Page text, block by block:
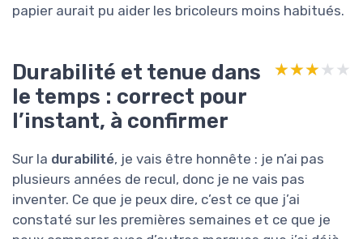
papier aurait pu aider les bricoleurs moins habitués.
Durabilité et tenue dans
le temps : correct pour
l’instant, à confirmer
★★★★★
★★★★★
Sur la durabilité, je vais être honnête : je n’ai pas
plusieurs années de recul, donc je ne vais pas
inventer. Ce que je peux dire, c’est ce que j’ai
constaté sur les premières semaines et ce que je